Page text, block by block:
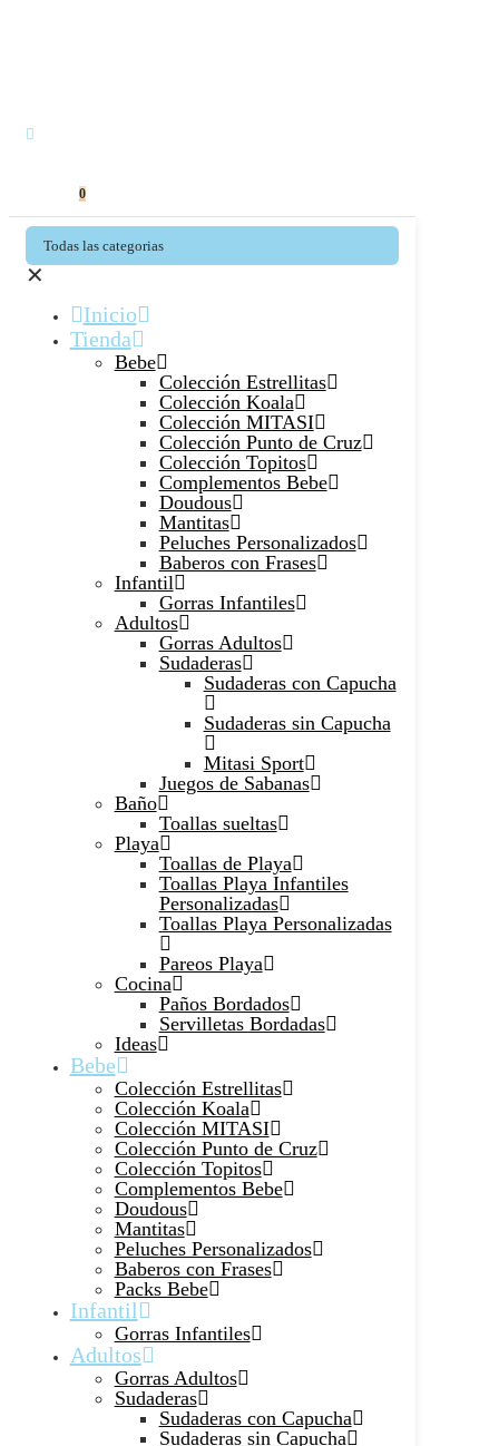
0
Todas las categorias
✕
Inicio
Tienda
Bebe
Colección Estrellitas
Colección Koala
Colección MITASI
Colección Punto de Cruz
Colección Topitos
Complementos Bebe
Doudous
Mantitas
Peluches Personalizados
Baberos con Frases
Infantil
Gorras Infantiles
Adultos
Gorras Adultos
Sudaderas
Sudaderas con Capucha
Sudaderas sin Capucha
Mitasi Sport
Juegos de Sabanas
Baño
Toallas sueltas
Playa
Toallas de Playa
Toallas Playa Infantiles
Personalizadas
Toallas Playa Personalizadas
Pareos Playa
Cocina
Paños Bordados
Servilletas Bordadas
Ideas
Bebe
Colección Estrellitas
Colección Koala
Colección MITASI
Colección Punto de Cruz
Colección Topitos
Complementos Bebe
Doudous
Mantitas
Peluches Personalizados
Baberos con Frases
Packs Bebe
Infantil
Gorras Infantiles
Adultos
Gorras Adultos
Sudaderas
Sudaderas con Capucha
Sudaderas sin Capucha